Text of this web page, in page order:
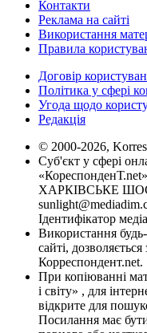
Контакти
Реклама на сайті
Використання
Правила
Договір
Політика у сфері
Угода щодо
Редакція
© 2000-2026,
Суб'єкт у сфері
ХАРКІВСЬКЕ
Ідентифікатор
Використання
сайті,
Корреспондент.net.
При копіюванні
і світу» , для
відкрите для
Посилання має